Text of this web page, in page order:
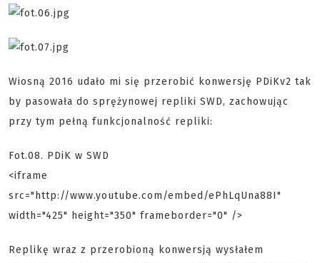
Wiosną 2016 udało mi się przerobić konwersję PDiKv2 tak
by pasowała do sprężynowej repliki SWD, zachowując
przy tym pełną funkcjonalność repliki:
Fot.08. PDiK w SWD
<iframe
src="http://www.youtube.com/embed/ePhLqUna88I"
width="425" height="350" frameborder="0" />
Replikę wraz z przerobioną konwersją wysłałem